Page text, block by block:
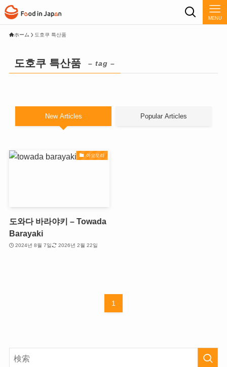
MENU
ホーム 도호쿠 특산품
도호쿠 특산품 – tag –
New Articles Popular Articles
아오모리
도와다 바라야키 – Towada
Barayaki
2024년 8월 7일 2026년 2월 22일
1